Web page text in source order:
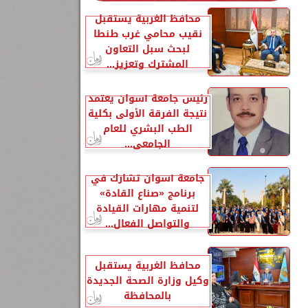
محافظ الغربية يستقبل
نقيب محامي غرب طنطا
لبحث سبل التعاون
المشترك وتعزيز...
رئيس جامعة أسوان يعتمد
نتيجة الفرقة الأولى بكلية
الطب البشري للعام
الجامعي...
جامعة أسوان تشارك في
برنامج «صناع القادة»
لتنمية مهارات القيادة
والتواصل الفعال...
محافظ الغربية يستقبل
وكيل وزارة الصحة الجديدة
بالمحافظة